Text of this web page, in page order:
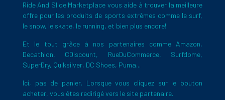
Ride And Slide Marketplace vous aide à trouver la meilleure
offre pour les produits de sports extrêmes comme le surf,
le snow, le skate, le running, et bien plus encore!
Et le tout grâce à nos partenaires comme Amazon,
Decathlon, CDiscount, RueDuCommerce, Surfdome,
SuperDry, Quiksilver, DC Shoes, Puma...
Ici, pas de panier. Lorsque vous cliquez sur le bouton
acheter, vous êtes redirigé vers le site partenaire.